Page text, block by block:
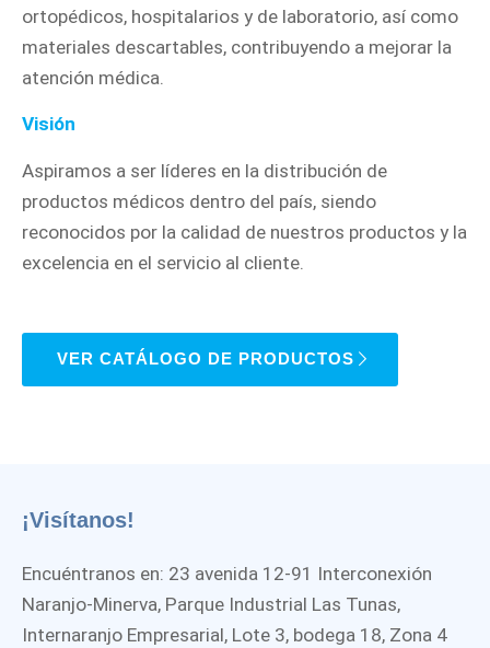
ortopédicos, hospitalarios y de laboratorio, así como
materiales descartables, contribuyendo a mejorar la
atención médica.
Visión
Aspiramos a ser líderes en la distribución de
productos médicos dentro del país, siendo
reconocidos por la calidad de nuestros productos y la
excelencia en el servicio al cliente.
VER CATÁLOGO DE PRODUCTOS
¡Visítanos!
Encuéntranos en: 23 avenida 12-91 Interconexión
Naranjo-Minerva, Parque Industrial Las Tunas,
Internaranjo Empresarial, Lote 3, bodega 18, Zona 4